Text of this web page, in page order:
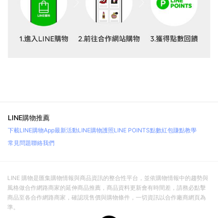
LINE購物推薦
下載LINE購物App最新活動LINE購物護照LINE POINTS點數紅包賺點教學
常見問題聯絡我們
LINE 購物是匯集購物情報與商品資訊的整合性平台，並依購物情報中的趨勢與
風格做合作網路商家的延伸商品推薦，商品資料更新會有時間差，請務必點擊
商品至各合作網路商家，確認現售價與購物條件，一切資訊以合作廠商網頁為
準。